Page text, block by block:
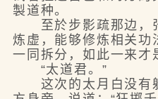
製道种。
至於步影疏那边，
炼虚，能够修炼相关功
一同拆分，如此一来才
“太道君。”
这次的太月白没有